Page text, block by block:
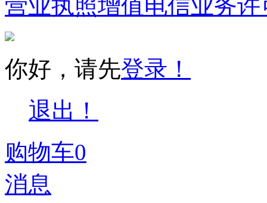
营业执照增值电信业务许
你好，请先登录！
退出！
购物车0
消息